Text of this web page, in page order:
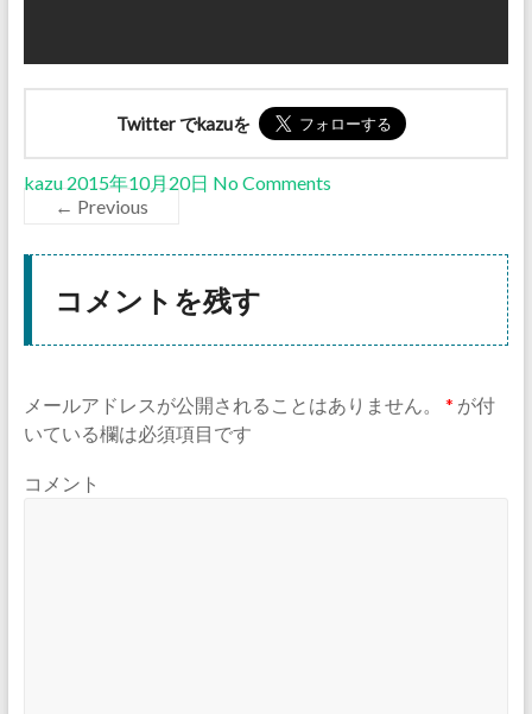
Twitter でkazuを
kazu 2015年10月20日 No Comments
← Previous
コメントを残す
メールアドレスが公開されることはありません。 * が付
いている欄は必須項目です
コメント